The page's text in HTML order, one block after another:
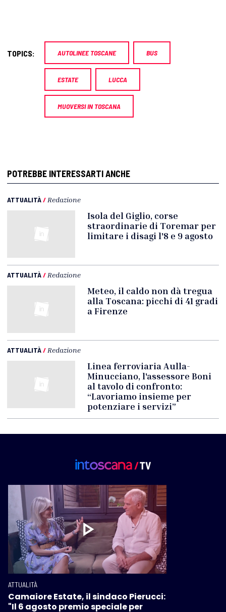
TOPICS: AUTOLINEE TOSCANE BUS
ESTATE LUCCA
MUOVERSI IN TOSCANA
POTREBBE INTERESSARTI ANCHE
ATTUALITÀ/ Redazione
Isola del Giglio, corse
straordinarie di Toremar per
limitare i disagi l'8 e 9 agosto
ATTUALITÀ/ Redazione
Meteo, il caldo non dà tregua
alla Toscana: picchi di 41 gradi
a Firenze
ATTUALITÀ/ Redazione
Linea ferroviaria Aulla-
Minucciano, l'assessore Boni
al tavolo di confronto:
“Lavoriamo insieme per
potenziare i servizi”
ATTUALITÀ
Camaiore Estate, il sindaco Pierucci:
"Il 6 agosto premio speciale per